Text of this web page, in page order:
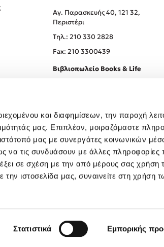
και διαφημίσεων, την παροχή
μας. Επιπλέον, μοιραζόμαστε
μας με συνεργάτες κοινωνικών
να τις συνδυάσουν με άλλες πληροφορίες
σε σχέση με την από μέρους σας χρήση
την ιστοσελίδα μας, συναινείτε στη χρήση
Στατιστικά Εμπορικής
Αγ. Παρασκευής 40, 121 32,
Περιστέρι
Tηλ.: 210 330 2828
Fax: 210 3300439
Βιβλιοπωλείο Books & Life
Created by Powered by